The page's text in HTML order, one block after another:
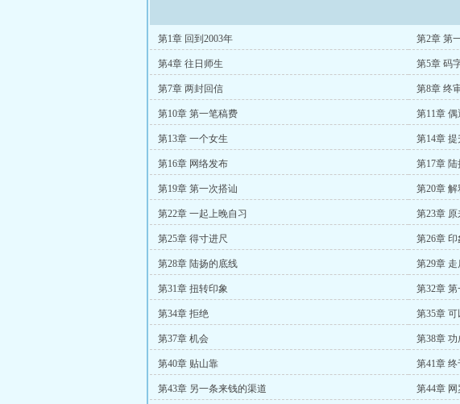
第1章 回到2003年 第2章 第
第4章 往日师生 第5章 码
第7章 两封回信 第8章 终
第10章 第一笔稿费 第11章
第13章 一个女生 第14章 提
第16章 网络发布 第17章
第19章 第一次搭讪 第20章 解
第22章 一起上晚自习 第23章
第25章 得寸进尺 第26章
第28章 陆扬的底线 第29章 走
第31章 扭转印象 第32章
第34章 拒绝 第35章 可
第37章 机会 第38章 功
第40章 贴山靠 第41章
第43章 另一条来钱的渠道 第44章 网